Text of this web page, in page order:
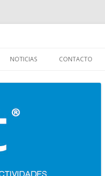
NOTICIAS CONTACTO